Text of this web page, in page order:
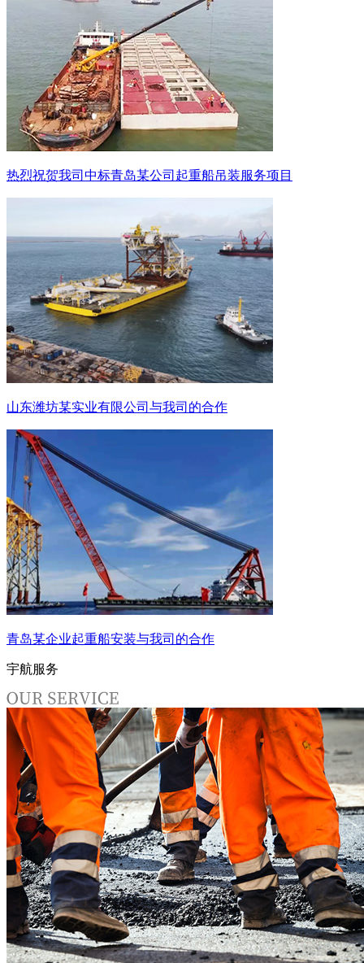
热烈祝贺我司中标青岛某公司起重船吊装服务项目
山东潍坊某实业有限公司与我司的合作
青岛某企业起重船安装与我司的合作
宇航服务